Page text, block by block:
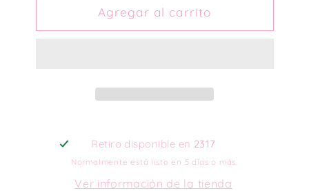
Etiquetas
3&quot;
Etiquetas
3&quot;
Agregar al carrito
Retiro disponible en 2317
Normalmente está listo en 5 días o más
Ver información de la tienda